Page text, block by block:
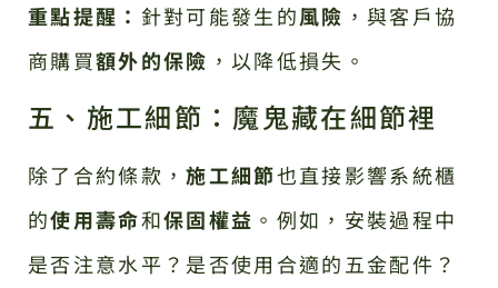
重點提醒： 針對可能發生的風險 ，與客戶協
商購買額外的保險 ，以降低損失。
五、施工細節：魔鬼藏在細節裡
除了合約條款，施工細節也直接影響系統櫃
的使用壽命和保固權益 。例如，安裝過程中
是否注意水平？是否使用合適的五金配件？